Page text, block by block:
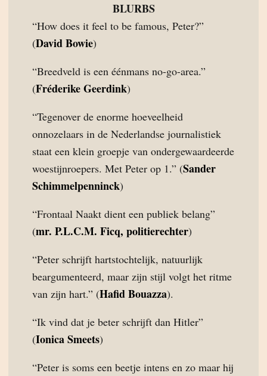
BLURBS
“How does it feel to be famous, Peter?”
(David Bowie)
“Breedveld is een éénmans no-go-area.”
(Fréderike Geerdink)
“Tegenover de enorme hoeveelheid
onnozelaars in de Nederlandse journalistiek
staat een klein groepje van ondergewaardeerde
woestijnroepers. Met Peter op 1.” (Sander
Schimmelpenninck)
“Frontaal Naakt dient een publiek belang”
(mr. P.L.C.M. Ficq, politierechter)
“Peter schrijft hartstochtelijk, natuurlijk
beargumenteerd, maar zijn stijl volgt het ritme
van zijn hart.” (Hafid Bouazza).
“Ik vind dat je beter schrijft dan Hitler”
(Ionica Smeets)
“Peter is soms een beetje intens en zo maar hij